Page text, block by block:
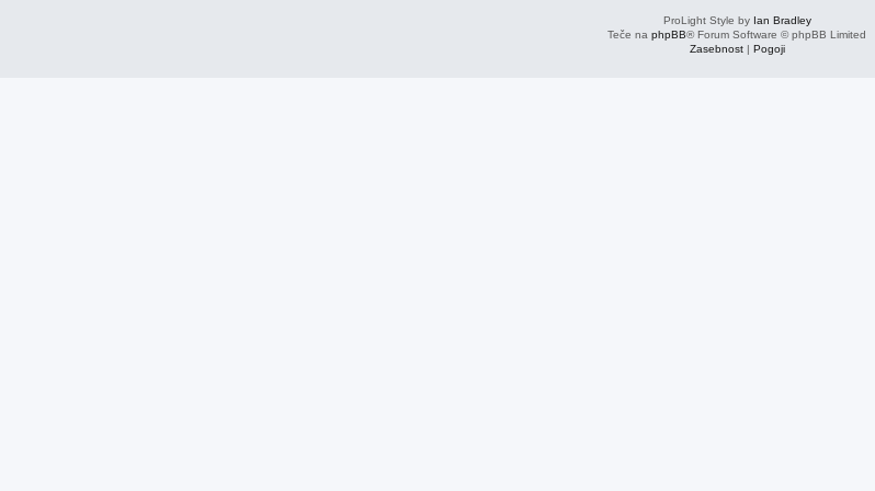
ProLight Style by Ian Bradley
Teče na phpBB® Forum Software © phpBB Limited
Zasebnost| Pogoji